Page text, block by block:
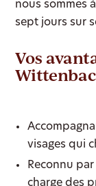
nous sommes
sept jours sur
Vos
visages qui
Reconnu
charge des